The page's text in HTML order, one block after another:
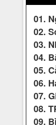
01.
02.
03.
04.
05.
06.
07.
08.
09.